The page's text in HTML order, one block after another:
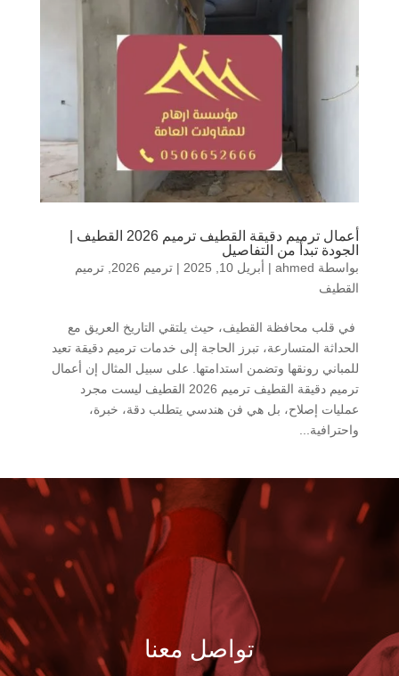
أعمال ترميم دقيقة القطيف ترميم 2026 القطيف |
الجودة تبدأ من التفاصيل
بواسطة ahmed
| أبريل 10, 2025 | ترميم 2026
ترميم
القطيف
في قلب محافظة القطيف، حيث يلتقي التاريخ العريق مع
الحداثة المتسارعة، تبرز الحاجة إلى خدمات ترميم دقيقة تعيد
للمباني رونقها وتضمن استدامتها. على سبيل المثال إن أعمال
ترميم دقيقة القطيف ترميم 2026 القطيف ليست مجرد
عمليات إصلاح، بل هي فن هندسي يتطلب دقة، خبرة،
واحترافية...
تواصل معنا